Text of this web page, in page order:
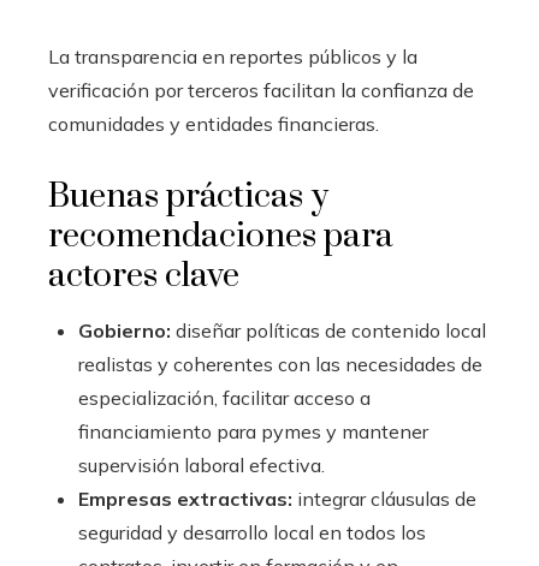
La transparencia en reportes públicos y la
verificación por terceros facilitan la confianza de
comunidades y entidades financieras.
Buenas prácticas y
recomendaciones para
actores clave
Gobierno: diseñar políticas de contenido local
realistas y coherentes con las necesidades de
especialización, facilitar acceso a
financiamiento para pymes y mantener
supervisión laboral efectiva.
Empresas extractivas: integrar cláusulas de
seguridad y desarrollo local en todos los